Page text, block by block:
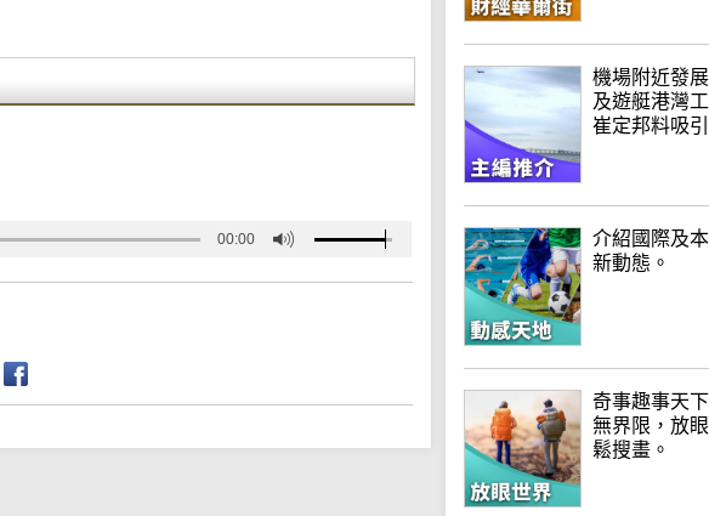
00:00
機場附近發
及遊艇港灣
崔定邦料吸
介紹國際及
新動態。
奇事趣事天
無界限，放
鬆搜畫。